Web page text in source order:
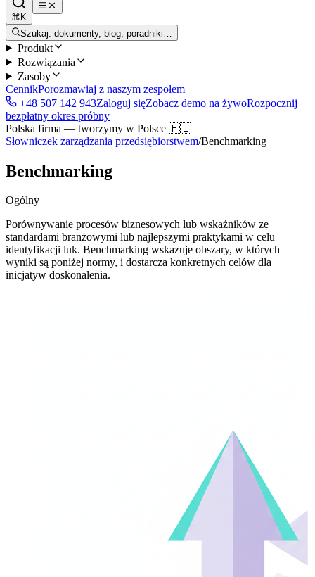
⌘K
Szukaj: dokumenty, blog, poradniki…
Produkt
Rozwiązania
Zasoby
CennikPorozmawiaj z naszym zespołem
+48 507 142 943Zaloguj sięZobacz demo na żywoRozpocznij
bezpłatny okres próbny
Polska firma — tworzymy w Polsce 🇵🇱
Słowniczek zarządzania przedsiębiorstwem/Benchmarking
Benchmarking
Ogólny
Porównywanie procesów biznesowych lub wskaźników ze
standardami branżowymi lub najlepszymi praktykami w celu
identyfikacji luk. Benchmarking wskazuje obszary, w których
wyniki są poniżej normy, i dostarcza konkretnych celów dla
inicjatyw doskonalenia.